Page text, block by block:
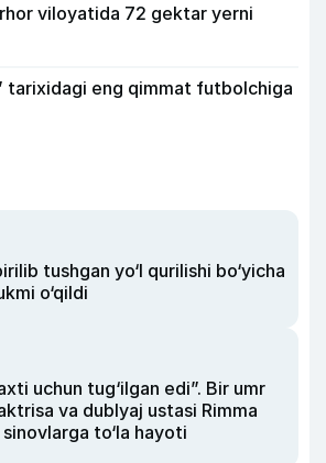
viloyatida 72 gektar yerni
tarixidagi eng qimmat futbolchiga
tushgan yo‘l qurilishi bo‘yicha
o‘qildi
uchun tug‘ilgan edi”. Bir umr
va dublyaj ustasi Rimma
to‘la hayoti